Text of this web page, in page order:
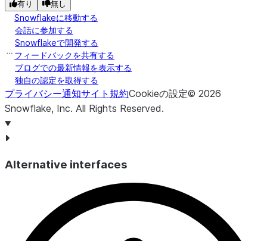
有り 無し
Snowflakeに移動する
会話に参加する
Snowflakeで開発する
フィードバックを共有する
ブログでの最新情報を表示する
独自の認定を取得する
プライバシー通知サイト規約Cookieの設定© 2026
Snowflake, Inc. All Rights Reserved.
Alternative interfaces